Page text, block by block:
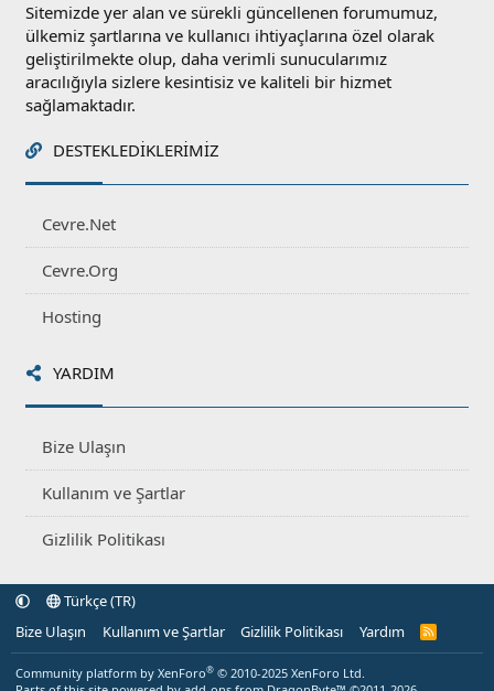
Sitemizde yer alan ve sürekli güncellenen forumumuz,
ülkemiz şartlarına ve kullanıcı ihtiyaçlarına özel olarak
geliştirilmekte olup, daha verimli sunucularımız
aracılığıyla sizlere kesintisiz ve kaliteli bir hizmet
sağlamaktadır.
DESTEKLEDIKLERIMIZ
Cevre.Net
Cevre.Org
Hosting
YARDIM
Bize Ulaşın
Kullanım ve Şartlar
Gizlilik Politikası
Türkçe (TR)
Bize Ulaşın
Kullanım ve Şartlar Gizlilik Politikası Yardım
R
Community platform by XenForo® © 2010-2025 XenForo Ltd.